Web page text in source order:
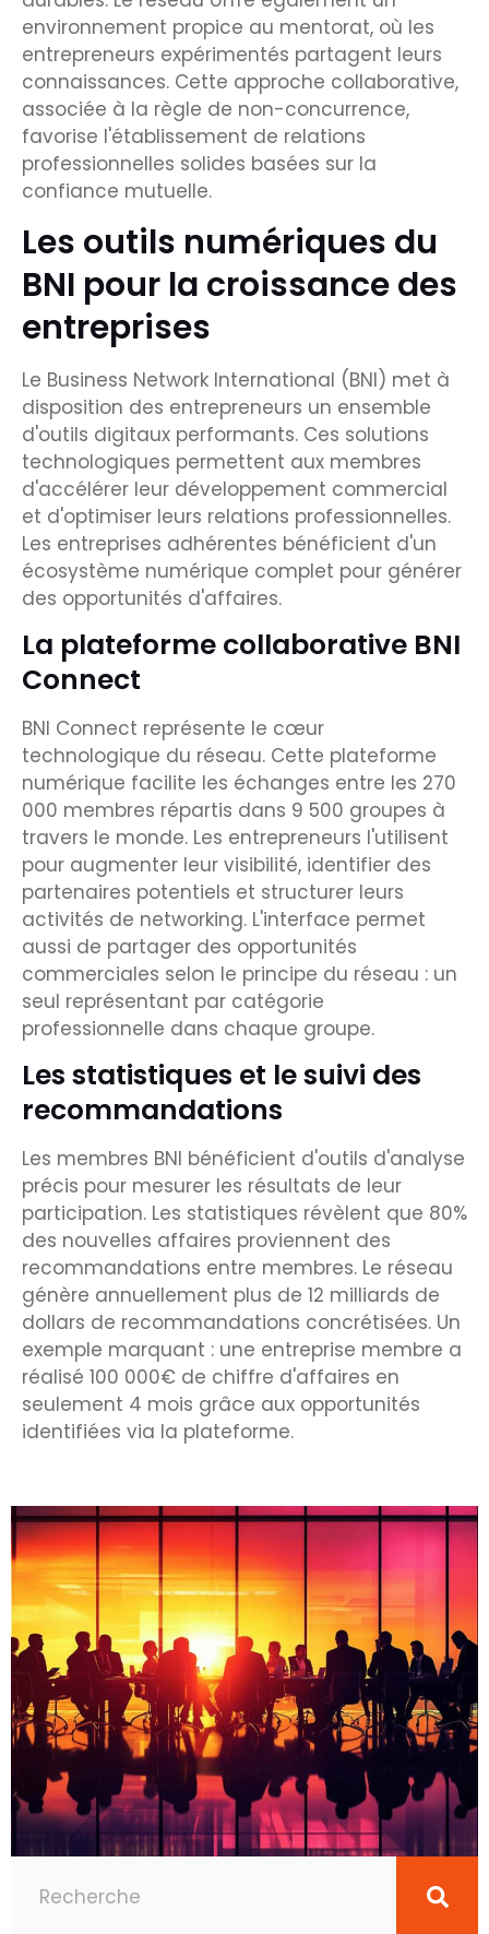
environnement propice au mentorat, où les
entrepreneurs expérimentés partagent leurs
connaissances. Cette approche collaborative,
associée à la règle de non-concurrence,
favorise l'établissement de relations
professionnelles solides basées sur la
confiance mutuelle.
Les outils numériques du
BNI pour la croissance des
entreprises
Le Business Network International (BNI) met à
disposition des entrepreneurs un ensemble
d'outils digitaux performants. Ces solutions
technologiques permettent aux membres
d'accélérer leur développement commercial
et d'optimiser leurs relations professionnelles.
Les entreprises adhérentes bénéficient d'un
écosystème numérique complet pour générer
des opportunités d'affaires.
La plateforme collaborative BNI
Connect
BNI Connect représente le cœur
technologique du réseau. Cette plateforme
numérique facilite les échanges entre les 270
000 membres répartis dans 9 500 groupes à
travers le monde. Les entrepreneurs l'utilisent
pour augmenter leur visibilité, identifier des
partenaires potentiels et structurer leurs
activités de networking. L'interface permet
aussi de partager des opportunités
commerciales selon le principe du réseau : un
seul représentant par catégorie
professionnelle dans chaque groupe.
Les statistiques et le suivi des
recommandations
Les membres BNI bénéficient d'outils d'analyse
précis pour mesurer les résultats de leur
participation. Les statistiques révèlent que 80%
des nouvelles affaires proviennent des
recommandations entre membres. Le réseau
génère annuellement plus de 12 milliards de
dollars de recommandations concrétisées. Un
exemple marquant : une entreprise membre a
réalisé 100 000€ de chiffre d'affaires en
seulement 4 mois grâce aux opportunités
identifiées via la plateforme.